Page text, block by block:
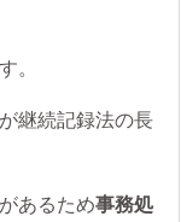
。
継続記録法の長
あるため事務処